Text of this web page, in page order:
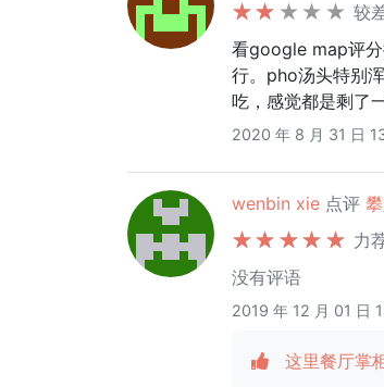
较
看google map评分
行。pho汤头特别
吃，感觉都是剩了
2020 年 8 月 31 日
wenbin xie 点评
力
没有评语
2019 年 12 月 01 日
这里餐厅掌